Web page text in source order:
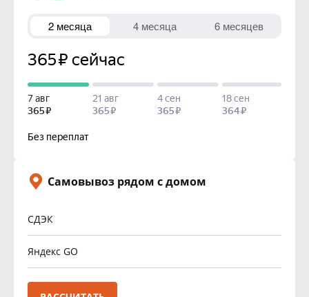
Самовывоз рядом с домом
СДЭК
Яндекс GO